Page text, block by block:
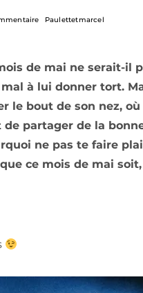
Paulettetmarcel
de mai ne serait-il
à lui donner tort.
le bout de son nez,
partager de la
ne pas te faire
ce mois de mai